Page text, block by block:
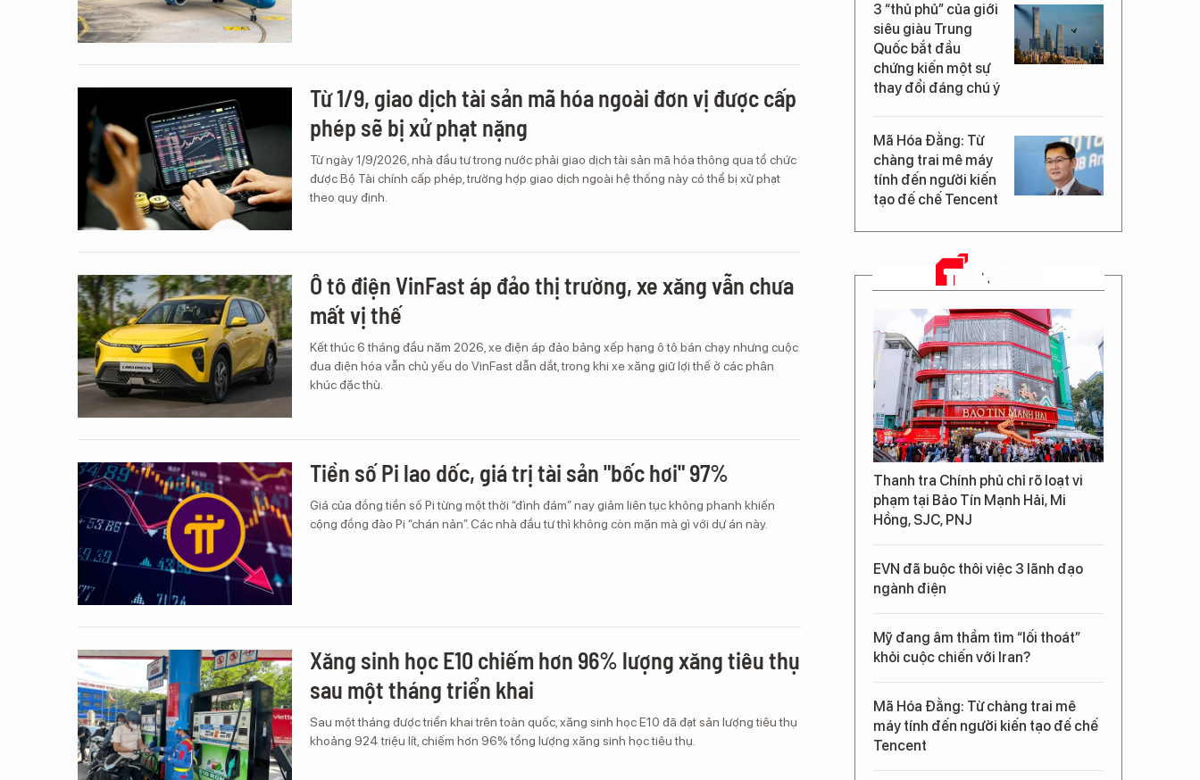
Từ 1/9, giao dịch tài sản mã hóa ngoài đơn vị được cấp
phép sẽ bị xử phạt nặng
Từ ngày 1/9/2026, nhà đầu tư trong nước phải giao dịch tài sản mã hóa thông qua tổ chức
được Bộ Tài chính cấp phép, trường hợp giao dịch ngoài hệ thống này có thể bị xử phạt
theo quy định.
Ô tô điện VinFast áp đảo thị trường, xe xăng vẫn chưa
mất vị thế
Kết thúc 6 tháng đầu năm 2026, xe điện áp đảo bảng xếp hạng ô tô bán chạy nhưng cuộc
đua điện hóa vẫn chủ yếu do VinFast dẫn dắt, trong khi xe xăng giữ lợi thế ở các phân
khúc đặc thù.
Tiền số Pi lao dốc, giá trị tài sản "bốc hơi" 97%
Giá của đồng tiền số Pi từng một thời “đình đám” nay giảm liên tục không phanh khiến
cộng đồng đào Pi “chán nản”. Các nhà đầu tư thì không còn mặn mà gì với dự án này.
Xăng sinh học E10 chiếm hơn 96% lượng xăng tiêu thụ
sau một tháng triển khai
Sau một tháng được triển khai trên toàn quốc, xăng sinh học E10 đã đạt sản lượng tiêu thụ
khoảng 924 triệu lít, chiếm hơn 96% tổng lượng xăng sinh học tiêu thụ.
3 “thủ phủ” của giới
siêu giàu Trung
Quốc bắt đầu
chứng kiến một sự
thay đổi đáng chú ý
Mã Hóa Đằng: Từ
chàng trai mê máy
tính đến người kiến
tạo đế chế Tencent
TRANG CHỦ
Thanh tra Chính phủ chỉ rõ loạt vi
phạm tại Bảo Tín Mạnh Hải, Mi
Hồng, SJC, PNJ
EVN đã buộc thôi việc 3 lãnh đạo
ngành điện
Mỹ đang âm thầm tìm “lối thoát”
khỏi cuộc chiến với Iran?
Mã Hóa Đằng: Từ chàng trai mê
máy tính đến người kiến tạo đế chế
Tencent